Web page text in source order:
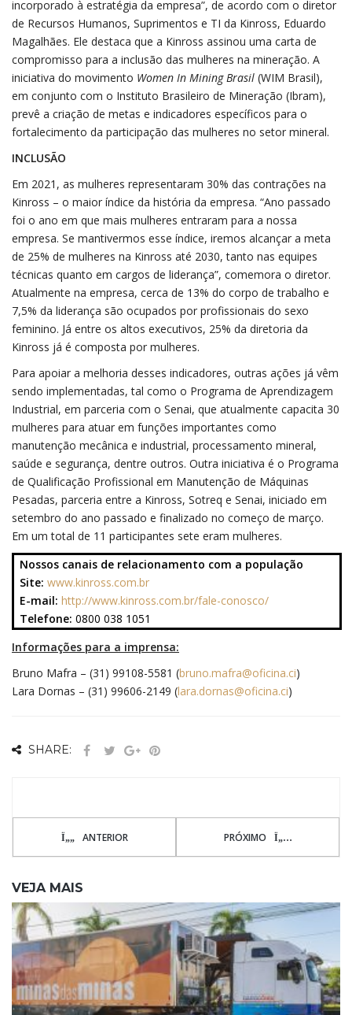
incorporado à estratégia da empresa”, de acordo com o diretor
de Recursos Humanos, Suprimentos e TI da Kinross, Eduardo
Magalhães. Ele destaca que a Kinross assinou uma carta de
compromisso para a inclusão das mulheres na mineração. A
iniciativa do movimento Women In Mining Brasil (WIM Brasil),
em conjunto com o Instituto Brasileiro de Mineração (Ibram),
prevê a criação de metas e indicadores específicos para o
fortalecimento da participação das mulheres no setor mineral.
INCLUSÃO
Em 2021, as mulheres representaram 30% das contrações na
Kinross – o maior índice da história da empresa. “Ano passado
foi o ano em que mais mulheres entraram para a nossa
empresa. Se mantivermos esse índice, iremos alcançar a meta
de 25% de mulheres na Kinross até 2030, tanto nas equipes
técnicas quanto em cargos de liderança”, comemora o diretor.
Atualmente na empresa, cerca de 13% do corpo de trabalho e
7,5% da liderança são ocupados por profissionais do sexo
feminino. Já entre os altos executivos, 25% da diretoria da
Kinross já é composta por mulheres.
Para apoiar a melhoria desses indicadores, outras ações já vêm
sendo implementadas, tal como o Programa de Aprendizagem
Industrial, em parceria com o Senai, que atualmente capacita 30
mulheres para atuar em funções importantes como
manutenção mecânica e industrial, processamento mineral,
saúde e segurança, dentre outros. Outra iniciativa é o Programa
de Qualificação Profissional em Manutenção de Máquinas
Pesadas, parceria entre a Kinross, Sotreq e Senai, iniciado em
setembro do ano passado e finalizado no começo de março.
Em um total de 11 participantes sete eram mulheres.
Nossos canais de relacionamento com a população
Site: www.kinross.com.br
E-mail: http://www.kinross.com.br/fale-conosco/
Telefone: 0800 038 1051
Informações para a imprensa:
Bruno Mafra – (31) 99108-5581 (bruno.mafra@oficina.ci)
Lara Dornas – (31) 99606-2149 (lara.dornas@oficina.ci)
SHARE:
ANTERIOR PRÓXIMO
VEJA MAIS